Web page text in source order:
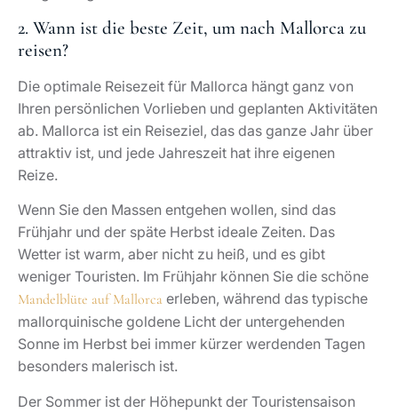
2. Wann ist die beste Zeit, um nach Mallorca zu
reisen?
Die optimale Reisezeit für Mallorca hängt ganz von
Ihren persönlichen Vorlieben und geplanten Aktivitäten
ab. Mallorca ist ein Reiseziel, das das ganze Jahr über
attraktiv ist, und jede Jahreszeit hat ihre eigenen
Reize.
Wenn Sie den Massen entgehen wollen, sind das
Frühjahr und der späte Herbst ideale Zeiten. Das
Wetter ist warm, aber nicht zu heiß, und es gibt
weniger Touristen. Im Frühjahr können Sie die schöne
Mandelblüte auf Mallorca erleben, während das typische
mallorquinische goldene Licht der untergehenden
Sonne im Herbst bei immer kürzer werdenden Tagen
besonders malerisch ist.
Der Sommer ist der Höhepunkt der Touristensaison